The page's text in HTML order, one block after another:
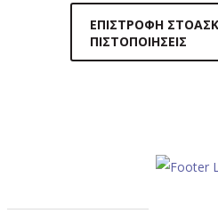
ΕΠΙΣΤΡΟΦΉ
ΠΙΣΤΟΠΟΙΉΣΕΙΣ